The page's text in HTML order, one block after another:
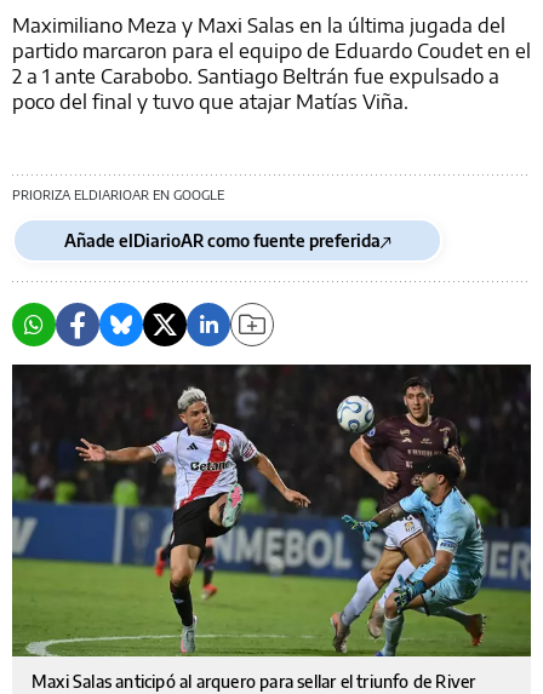
Maximiliano Meza y Maxi Salas en la última jugada del
partido marcaron para el equipo de Eduardo Coudet en el
2 a 1 ante Carabobo. Santiago Beltrán fue expulsado a
poco del final y tuvo que atajar Matías Viña.
PRIORIZA ELDIARIOAR EN GOOGLE
Añade elDiarioAR como fuente preferida
Maxi Salas anticipó al arquero para sellar el triunfo de River